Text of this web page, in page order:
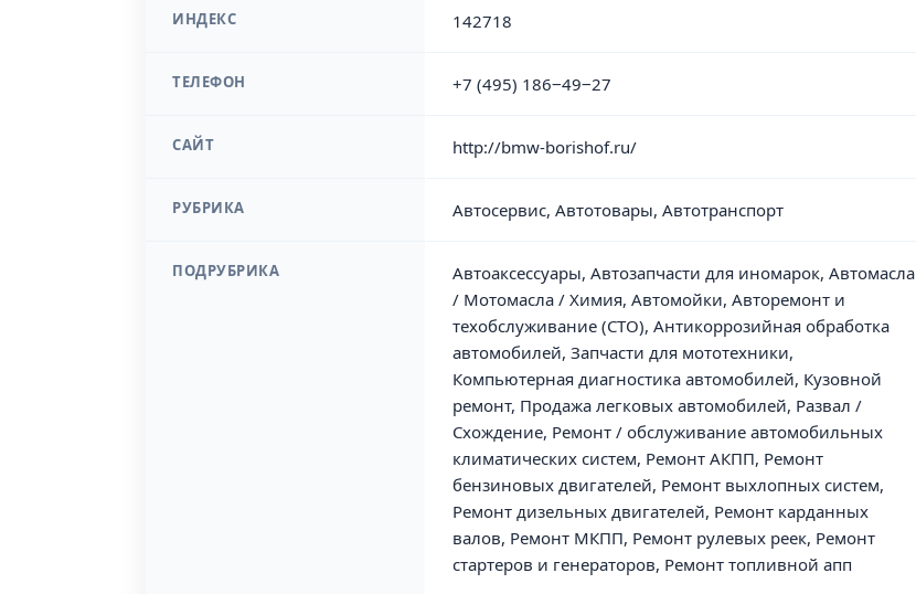
ИНДЕКС 142718
ТЕЛЕФОН +7 (495) 186‒49‒27
САЙТ http://bmw-borishof.ru/
РУБРИКА Автосервис, Автотовары, Автотранспорт
ПОДРУБРИКА
Автоаксессуары, Автозапчасти для иномарок, Автомасла
/ Мотомасла / Химия, Автомойки, Авторемонт и
техобслуживание (СТО), Антикоррозийная обработка
автомобилей, Запчасти для мототехники,
Компьютерная диагностика автомобилей, Кузовной
ремонт, Продажа легковых автомобилей, Развал /
Схождение, Ремонт / обслуживание автомобильных
климатических систем, Ремонт АКПП, Ремонт
бензиновых двигателей, Ремонт выхлопных систем,
Ремонт дизельных двигателей, Ремонт карданных
валов, Ремонт МКПП, Ремонт рулевых реек, Ремонт
стартеров и генераторов, Ремонт топливной апп